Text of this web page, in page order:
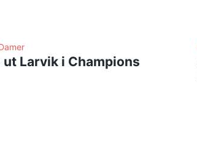
Larvik i Champions